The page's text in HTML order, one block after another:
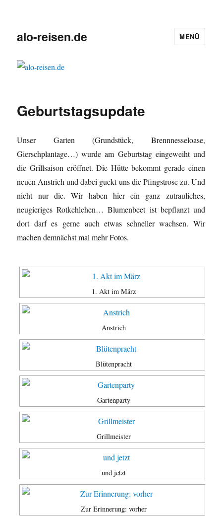
alo-reisen.de MENÜ
Geburtstagsupdate
Unser Garten (Grundstück, Brennnesseloase,
Gierschplantage…) wurde am Geburtstag eingeweiht und
die Grillsaison eröffnet. Die Hütte bekommt gerade einen
neuen Anstrich und dabei guckt uns die Pfingstrose zu. Und
nicht nur die. Wir haben hier ein ganz zutrauliches,
neugieriges Rotkehlchen… Blumenbeet ist bepflanzt und
dort darf es gerne auch etwas schneller wachsen. Wir
machen demnächst mal mehr Fotos.
1. Akt im März
Anstrich
Blütenpracht
Gartenparty
Grillmeister
und jetzt
Zur Erinnerung: vorher